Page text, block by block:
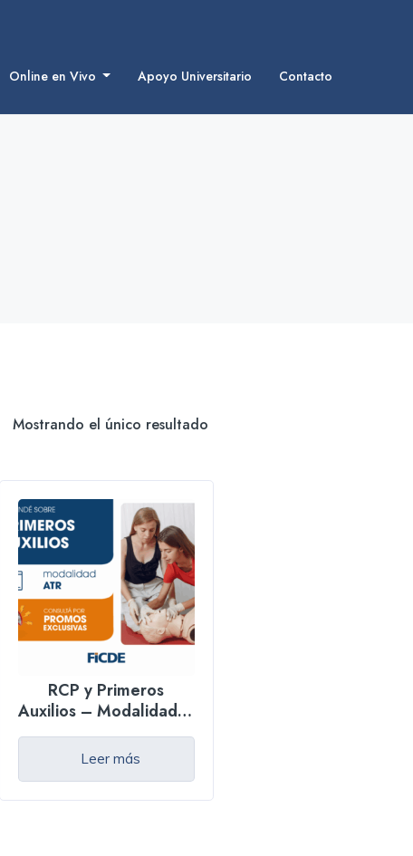
Online en Vivo Apoyo Universitario Contacto
Mostrando el único resultado
RCP y Primeros
Auxilios – Modalidad A
tu ritmo
Leer más